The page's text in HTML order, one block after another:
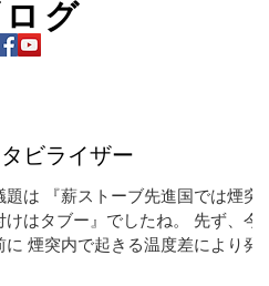
グ
ビライザー
は 『薪ストーブ先進国では煙突ダ
はタブー』でしたね。 先ず、今日
煙突内で起きる温度差により発生